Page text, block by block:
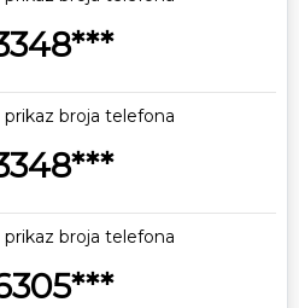
prikaz broja telefona
prikaz broja telefona